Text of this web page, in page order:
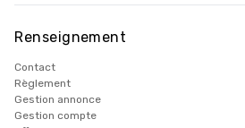
Renseignement
Contact
Règlement
Gestion annonce
Gestion compte